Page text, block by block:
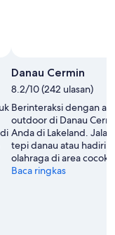
Danau Cermin
8.2/10 (242 ulasan)
Berinteraksi dengan
outdoor di Danau
Anda di Lakeland.
tepi danau atau hadiri
olahraga di area cocok
Baca ringkas